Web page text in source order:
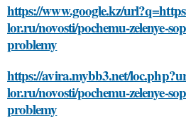
https://www.google.kz/
lor.ru/novosti/pochemu-zelenye-
problemy
https://avira.mybb3.net/
lor.ru/novosti/pochemu-zelenye-
problemy